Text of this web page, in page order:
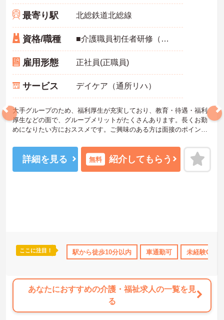
取得実績あり ボーナス・賞与あり 社会保険完備 交通費支給
最寄り駅 北総鉄道北総線
資格/職種 ■介護職員初任者研修（ヘルパー2級）以上
雇用形態 正社員(正職員)
サービス デイケア（通所リハ）
大手グループのため、福利厚生が充実しており、教育・待遇・福利
厚生などの面で、グループメリットがたくさんあります。長くお勤
めになりたい方におススメです。ご興味のある方は面接のポイント
詳細を見る 無料 紹介してもらう
ここに注目！ 駅から徒歩10分以内 車通勤可 未経験OK
あなたにおすすめの介護・福祉求人の一覧を見
る